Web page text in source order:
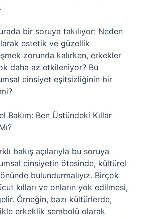
bir soruya takılıyor: Neden
estetik ve güzellik
zorunda kalırken, erkekler
daha az etkileniyor? Bu
cinsiyet eşitsizliğinin bir
Bakım: Ben Üstündeki Kıllar
bakış açılarıyla bu soruya
cinsiyetin ötesinde, kültürel
bulundurmalıyız. Birçok
kılları ve onların yok edilmesi,
Örneğin, bazı kültürlerde,
erkeklik sembolü olarak